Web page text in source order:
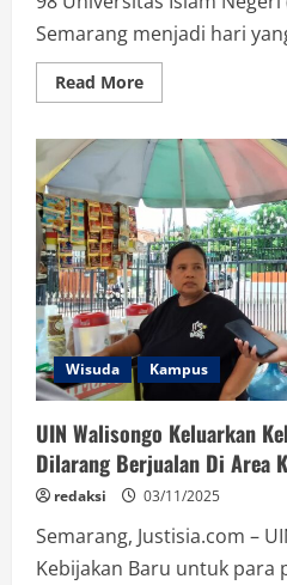
Semarang menjadi hari
Read MoreRead
more
Keluhkan
Kemacetan
Di
Kaligawe
dan
Proyek
Kampus
Pada
Wisuda
Periode
November
Wisuda Kampus
UIN Walisongo Keluarkan
Dilarang Berjualan Di Area
redaksi 03/11/2025
Semarang, Justisia.com –
Kebijakan Baru untuk para